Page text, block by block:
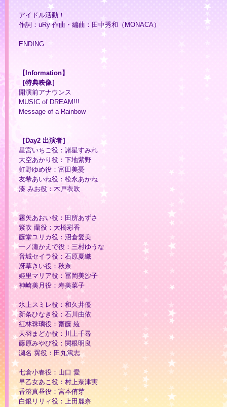
アイドル活動！
作詞：uRy 作曲・編曲：田中秀和（MONACA）
ENDING
【Information】
［特典映像］
開演前アナウンス
MUSIC of DREAM!!!
Message of a Rainbow
［Day2 出演者］
星宮いちご役：諸星すみれ
大空あかり役：下地紫野
虹野ゆめ役：富田美憂
友希あいね役：松永あかね
湊 みお役：木戸衣吹
霧矢あおい役：田所あずさ
紫吹 蘭役：大橋彩香
藤堂ユリカ役：沼倉愛美
一ノ瀬かえで役：三村ゆうな
音城セイラ役：石原夏織
冴草きい役：秋奈
姫里マリア役：冨岡美沙子
神崎美月役：寿美菜子
氷上スミレ役：和久井優
新条ひなき役：石川由依
紅林珠璃役：齋藤 綾
天羽まどか役：川上千尋
藤原みやび役：関根明良
瀬名 翼役：田丸篤志
七倉小春役：山口 愛
早乙女あこ役：村上奈津実
香澄真昼役：宮本侑芽
白銀リリィ役：上田麗奈